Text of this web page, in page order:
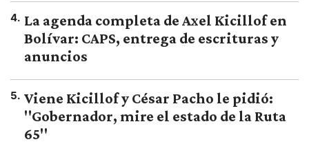
4. La agenda completa de Axel Kicillof en
Bolívar: CAPS, entrega de escrituras y
anuncios
5. Viene Kicillof y César Pacho le pidió:
"Gobernador, mire el estado de la Ruta
65"